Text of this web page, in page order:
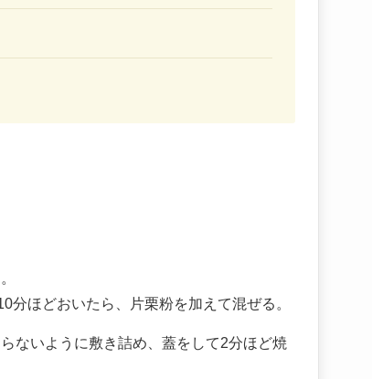
ほどおいたら、片栗粉を加えて混ぜる。
ないように敷き詰め、蓋をして2分ほど焼